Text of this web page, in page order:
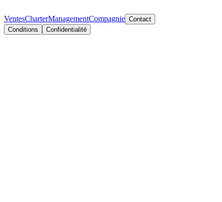
VentesCharterManagementCompagnie Contact
Conditions
Confidentialité